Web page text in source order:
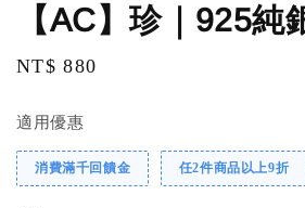
【AC】珍｜925純
Regular
NT$ 880
適用優惠
消費滿千回饋金 任2件商品以上9折